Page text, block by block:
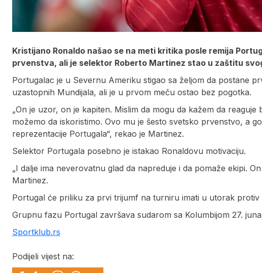
Kristijano Ronaldo našao se na meti kritika posle remija
prvenstva, ali je selektor Roberto Martinez stao u zaštitu
Portugalac je u Severnu Ameriku stigao sa željom da postane
uzastopnih Mundijala, ali je u prvom meču ostao bez pogotka.
„On je uzor, on je kapiten. Mislim da mogu da kažem da
možemo da iskoristimo. Ovo mu je šesto svetsko prvenstvo, a
reprezentacije Portugala“, rekao je Martinez.
Selektor Portugala posebno je istakao Ronaldovu motivaciju.
„I dalje ima neverovatnu glad da napreduje i da pomaže ekipi.
Martinez.
Portugal će priliku za prvi trijumf na turniru imati u utorak protiv
Grupnu fazu Portugal završava sudarom sa Kolumbijom 27.
Sportklub.rs
Podijeli vijest na: